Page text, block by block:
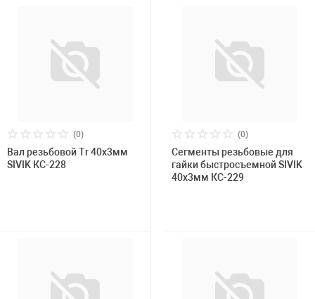
(0)
Вал резьбовой Tr 40х3мм
SIVIK КС-228
(0)
Сегменты резьбовые для
гайки быстросъемной SIVIK
40х3мм КС-229